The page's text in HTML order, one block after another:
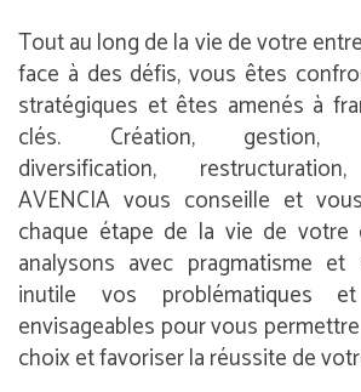
Tout au long de la vie de votre
face à des défis, vous êtes
stratégiques et êtes amenés à
clés. Création, gestion,
diversification,
AVENCIA vous conseille et
chaque étape de la vie de votre
analysons avec pragmatisme et
inutile vos problématiques
envisageables pour vous
choix et favoriser la réussite de